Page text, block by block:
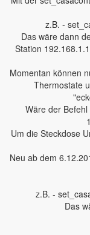
z.B. -
Das wäre dann
Station
Momentan können
Thermostate
Wäre der
Um die Steckdose
Neu ab dem
z.B. -
Das